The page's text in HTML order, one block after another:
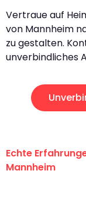
Vertraue auf
von Mannheim
zu gestalten.
unverbindliches
Echte
Mannheim